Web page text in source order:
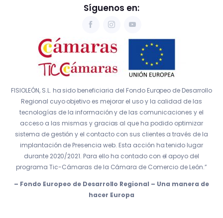
Síguenos en:
FISIOLEÓN, S.L. ha sido beneficiaria del Fondo Europeo de Desarrollo
Regional cuyo objetivo es mejorar el uso y la calidad de las
tecnologías de la información y de las comunicaciones y el
acceso a las mismas y gracias al que ha podido optimizar
sistema de gestión y el contacto con sus clientes a través de la
implantación de Presencia web. Esta acción ha tenido lugar
durante 2020/2021. Para ello ha contado con el apoyo del
programa Tic-Cámaras de la Cámara de Comercio de León.”
– Fondo Europeo de Desarrollo Regional – Una manera de
hacer Europa